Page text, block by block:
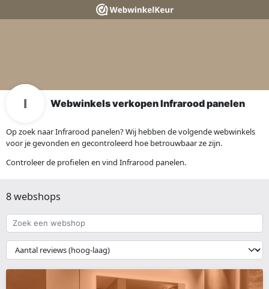
Webwinkels verkopen Infrarood panelen
Op zoek naar Infrarood panelen? Wij hebben de volgende webwinkels
voor je gevonden en gecontroleerd hoe betrouwbaar ze zijn.
Controleer de profielen en vind Infrarood panelen.
8 webshops
Zoek
een
webshop
{{
__('Sort')
}}